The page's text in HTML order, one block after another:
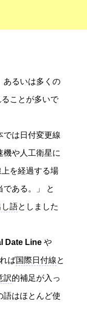
あるいは多くの
ることが多いで
では日付変更線
機や人工衛星に
を経過する場
ある。」 と
し語としました
Date Line や
ば国際日付線と
訳的補足が入っ
語はほとんど使